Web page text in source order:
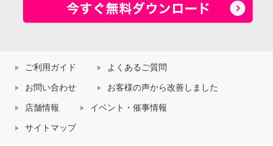
ご利用ガイド よくあるご質問
お問い合わせ お客様の声から改善しました
店舗情報 イベント・催事情報
サイトマップ